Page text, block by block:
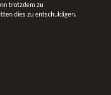
trotzdem zu
dies zu entschuldigen.